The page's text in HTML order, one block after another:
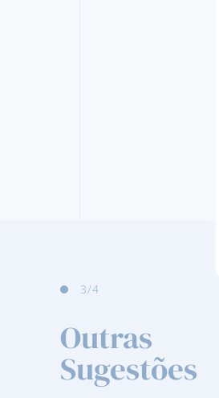
3/4
Outras
Sugestões